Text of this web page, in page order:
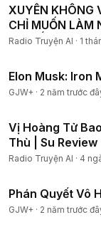
XUYÊN KHÔNG
CHỈ MUỐN LÀM
LẠI BẤT TỬ P4
Radio Truyện AI · 1
Elon Musk: Iron
GJW+ · 2 năm trước
Vị Hoàng Tử
Thù | Su Review
Radio Truyện AI · 4
Phán Quyết Vô
GJW+ · 2 năm trước